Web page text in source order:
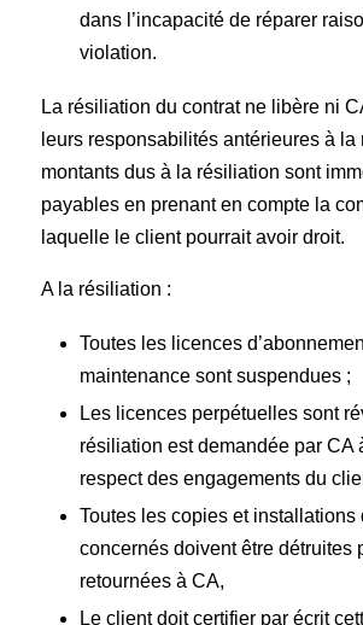
dans l’incapacité de réparer
violation.
La résiliation du contrat ne libère ni
leurs responsabilités antérieures à
montants dus à la résiliation sont
payables en prenant en compte la
laquelle le client pourrait avoir droit.
A la résiliation :
Toutes les licences
maintenance sont suspendues ;
Les licences perpétuelles sont
résiliation est demandée par CA
respect des engagements du
Toutes les copies et installations
concernés doivent être détruites
retournées à CA,
Le client doit certifier par écrit